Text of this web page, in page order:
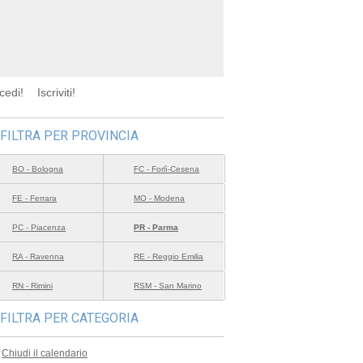
Iscriviti!
FILTRA PER PROVINCIA
BO - Bologna FC - Forlì-Cesena
FE - Ferrara MO - Modena
PC - Piacenza PR - Parma
RA - Ravenna RE - Reggio Emilia
RN - Rimini RSM - San Marino
FILTRA PER CATEGORIA
Chiudi il calendario